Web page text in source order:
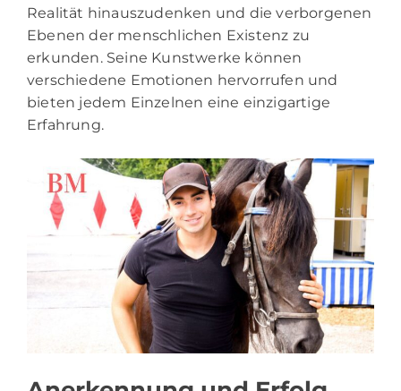
Realität hinauszudenken und die verborgenen
Ebenen der menschlichen Existenz zu
erkunden. Seine Kunstwerke können
verschiedene Emotionen hervorrufen und
bieten jedem Einzelnen eine einzigartige
Erfahrung.